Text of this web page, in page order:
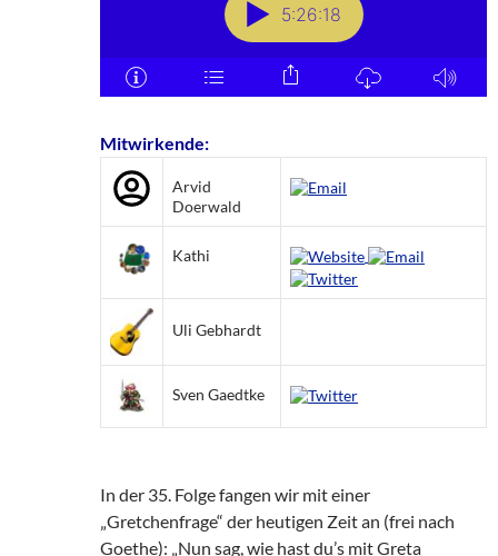
Mitwirkende:
Arvid
Doerwald
Kathi
Uli Gebhardt
Sven Gaedtke
In der 35. Folge fangen wir mit einer
„Gretchenfrage“ der heutigen Zeit an (frei nach
Goethe): „Nun sag, wie hast du’s mit Greta